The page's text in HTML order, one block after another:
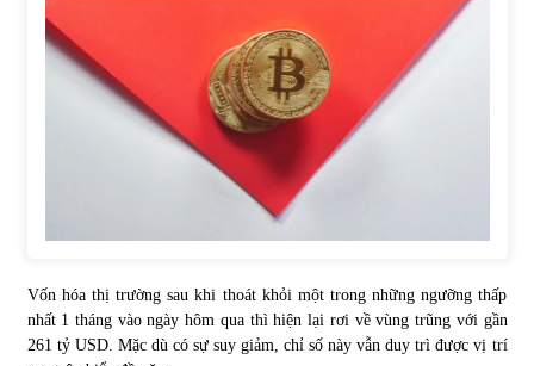
Bất ổn từ các cuộc đấu giá đất ở Thanh Hoá
31/05/2022
Tiền gửi vào ngân hàng tiếp tục tăng mạnh
31/05/2022
31/05/2022
Vốn hóa thị trường sau khi thoát khỏi một trong những ngưỡng thấp
nhất 1 tháng vào ngày hôm qua thì hiện lại rơi về vùng trũng với gần
261 tỷ USD. Mặc dù có sự suy giảm, chỉ số này vẫn duy trì được vị trí